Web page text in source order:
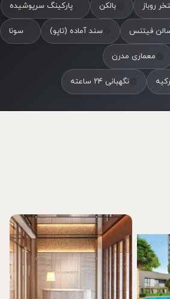
روباز بالکن پارکینگ سرپوشیده
فیتنس سند آماده (تاپو) سونا
معماری مدرن
نگهبانی ۲۴ ساعته